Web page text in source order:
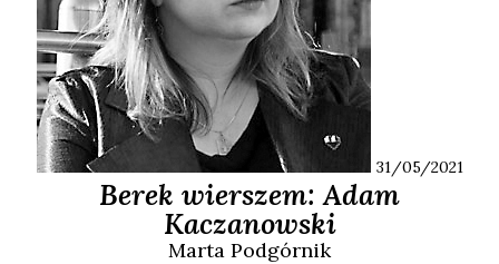
31/05/2021
Berek wierszem: Adam
Kaczanowski
Marta Podgórnik